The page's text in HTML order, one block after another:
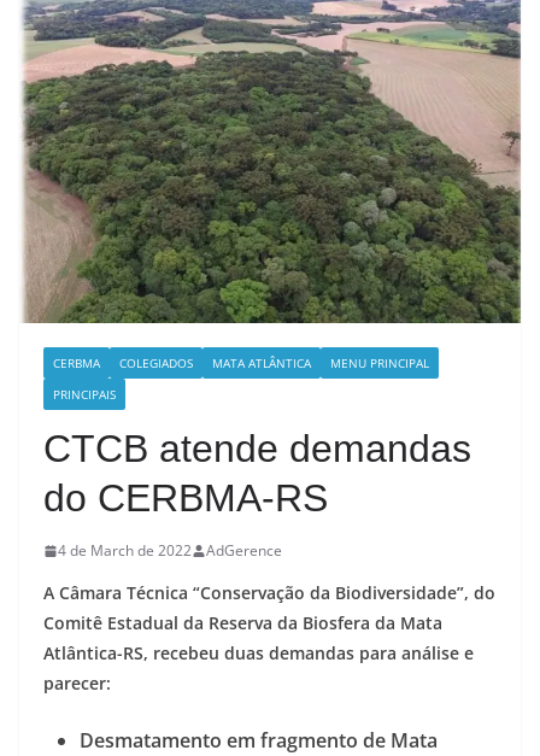
CERBMA COLEGIADOS MATA ATLÂNTICA
MENU PRINCIPAL
PRINCIPAIS
CTCB atende demandas
do CERBMA-RS
4 de March de 2022 AdGerence
A Câmara Técnica “Conservação da Biodiversidade”, do
Comitê Estadual da Reserva da Biosfera da Mata
Atlântica-RS, recebeu duas demandas para análise e
parecer:
Desmatamento em fragmento de Mata